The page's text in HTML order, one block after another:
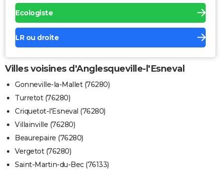
Ecologiste
LR ou droite
Villes voisines d'Anglesqueville-l'Esneval
Gonneville-la-Mallet (76280)
Turretot (76280)
Criquetot-l'Esneval (76280)
Villainville (76280)
Beaurepaire (76280)
Vergetot (76280)
Saint-Martin-du-Bec (76133)